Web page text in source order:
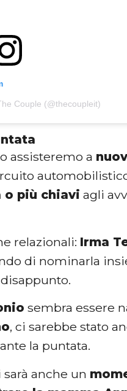
Couple (@thecoupleit)
assisteremo a
o più chiavi agli
relazionali: Irma
di nominarla
sembra essere
, ci sarebbe stato
la puntata.
anche un